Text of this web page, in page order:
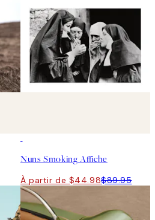
Nuns Smoking Affiche
À partir de $44.98$89.95